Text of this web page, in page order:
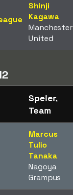
Shinji
Kagawa
Manchester
United
Speler,
Team
Marcus
Tulio
Tanaka
Nagoya
Grampus